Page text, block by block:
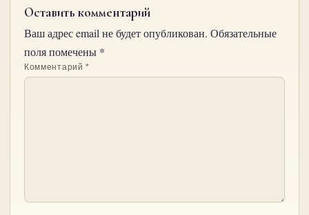
Оставить комментарий
Ваш адрес email не будет опубликован. Обязательные
поля помечены *
Комментарий*